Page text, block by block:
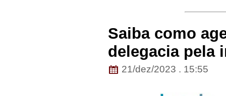
Saiba como
delegacia pela
21/dez/2023 . 15:55